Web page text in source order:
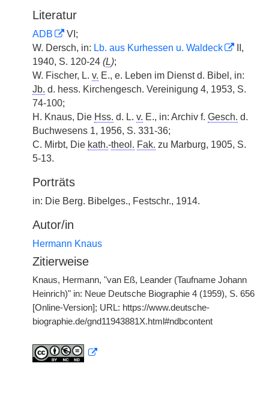
Literatur
ADB
VI;
W. Dersch, in: Lb. aus Kurhessen u. Waldeck
II,
1940, S. 120-24 (L);
W. Fischer, L. v. E., e. Leben im Dienst d. Bibel, in:
Jb. d. hess. Kirchengesch. Vereinigung 4, 1953, S.
74-100;
H. Knaus, Die Hss. d. L. v. E., in: Archiv f. Gesch. d.
Buchwesens 1, 1956, S. 331-36;
C. Mirbt, Die kath.-theol. Fak. zu Marburg, 1905, S.
5-13.
Porträts
in: Die Berg. Bibelges., Festschr., 1914.
Autor/in
Hermann Knaus
Zitierweise
Knaus, Hermann, "van Eß, Leander (Taufname Johann
Heinrich)" in: Neue Deutsche Biographie 4 (1959), S. 656
[Online-Version]; URL: https://www.deutsche-
biographie.de/gnd11943881X.html#ndbcontent